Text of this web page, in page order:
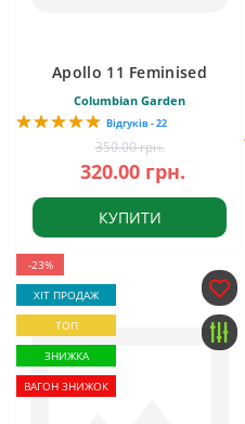
Apollo 11 Feminised
Columbian Garden
Відгуків - 22
350.00 грн.
320.00 грн.
КУПИТИ
-23%
ХІТ ПРОДАЖ
ТОП
ЗНИЖКА
ВАГОН ЗНИЖОК